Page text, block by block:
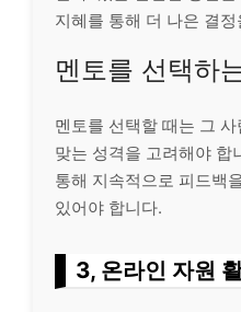
지혜를 통해 더 나은 결
멘토를 선택하
멘토를 선택할 때는 그 사
맞는 성격을 고려해야 합
통해 지속적으로 피드백
있어야 합니다.
3, 온라인 자원